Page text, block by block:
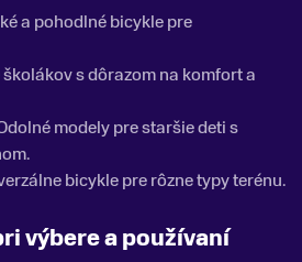
a pohodlné bicykle pre
školákov s dôrazom na komfort a
modely pre staršie deti s
bicykle pre rôzne typy terénu.
výbere a používaní